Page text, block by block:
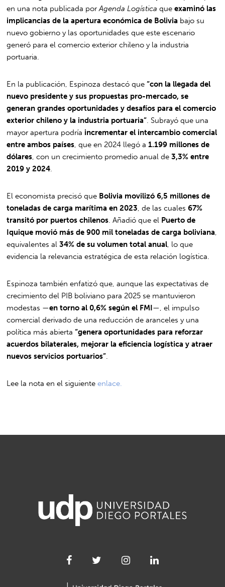
en una nota publicada porAgenda Logística queexaminó las
implicancias de la apertura económica de Bolivia bajo su
nuevo gobierno y las oportunidades que este escenario
generó para el comercio exterior chileno y la industria
portuaria.
En la publicación, Espinoza destacó que“con la llegada del
nuevo presidente y sus propuestas pro-mercado, se
generan grandes oportunidades y desafíos para el comercio
exterior chileno y la industria portuaria” . Subrayó que una
mayor apertura podría incrementar el intercambio comercial
entre ambos países , que en 2024 llegó a1.199 millones de
dólares , con un crecimiento promedio anual de3,3% entre
2019 y 2024
El economista precisó que Bolivia movilizó 6,5 millones de
toneladas de carga marítima en 2023 , de las cuales67%
transitó por puertos chilenos . Añadió que el Puerto de
Iquique movió más de 900 mil toneladas de carga boliviana
equivalentes al34% de su volumen total anual , lo que
evidencia la relevancia estratégica de esta relación logística.
Espinoza también enfatizó que, aunque las expectativas de
crecimiento del PIB boliviano para 2025 se mantuvieron
modestas —en torno al 0,6% según el FMI—, el impulso
comercial derivado de una reducción de aranceles y una
política más abierta“genera oportunidades para reforzar
acuerdos bilaterales, mejorar la eficiencia logística y atraer
nuevos servicios portuarios”
Lee la nota en el siguienteenlace.